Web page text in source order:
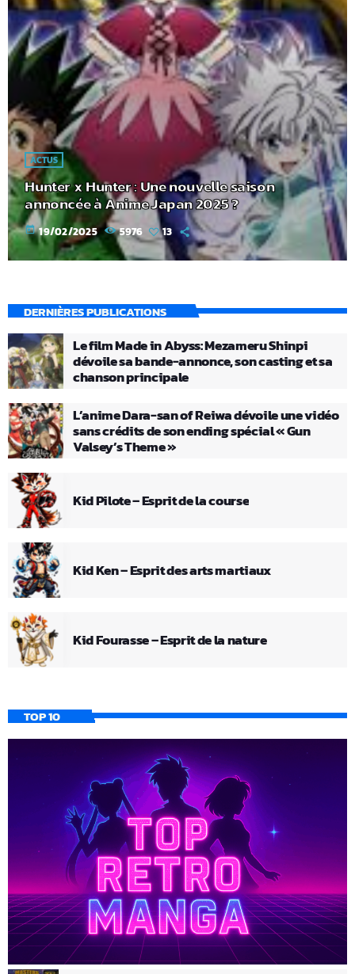
ACTUS
Hunter x Hunter : Une nouvelle saison
annoncée à Anime Japan 2025 ?
today 19/02/2025 5976 13
DERNIÈRES PUBLICATIONS
Le film Made in Abyss: Mezameru Shinpi
dévoile sa bande-annonce, son casting et sa
chanson principale
L’anime Dara-san of Reiwa dévoile une vidéo
sans crédits de son ending spécial « Gun
Valsey’s Theme »
Kid Pilote – Esprit de la course
Kid Ken – Esprit des arts martiaux
Kid Fourasse – Esprit de la nature
TOP 10